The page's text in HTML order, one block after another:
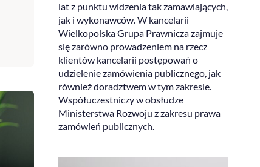
lat z punktu widzenia tak zamawiających,
jak i wykonawców. W kancelarii
Wielkopolska Grupa Prawnicza zajmuje
się zarówno prowadzeniem na rzecz
klientów kancelarii postępowań o
udzielenie zamówienia publicznego, jak
również doradztwem w tym zakresie.
Współuczestniczy w obsłudze
Ministerstwa Rozwoju z zakresu prawa
zamówień publicznych.